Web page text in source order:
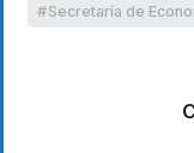
Secretaría de